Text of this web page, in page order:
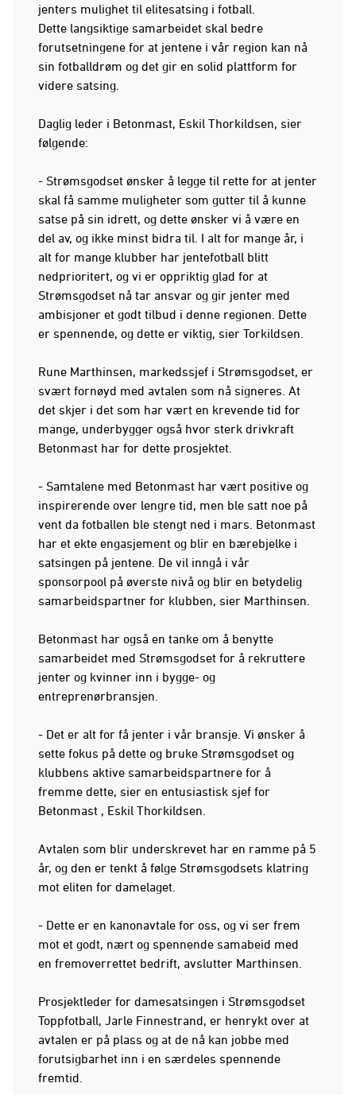
jenters mulighet til elitesatsing i fotball.
Dette langsiktige samarbeidet skal bedre
forutsetningene for at jentene i vår region kan nå
sin fotballdrøm og det gir en solid plattform for
videre satsing.
Daglig leder i Betonmast, Eskil Thorkildsen, sier
følgende:
- Strømsgodset ønsker å legge til rette for at jenter
skal få samme muligheter som gutter til å kunne
satse på sin idrett, og dette ønsker vi å være en
del av, og ikke minst bidra til. I alt for mange år, i
alt for mange klubber har jentefotball blitt
nedprioritert, og vi er oppriktig glad for at
Strømsgodset nå tar ansvar og gir jenter med
ambisjoner et godt tilbud i denne regionen. Dette
er spennende, og dette er viktig, sier Torkildsen.
Rune Marthinsen, markedssjef i Strømsgodset, er
svært fornøyd med avtalen som nå signeres. At
det skjer i det som har vært en krevende tid for
mange, underbygger også hvor sterk drivkraft
Betonmast har for dette prosjektet.
- Samtalene med Betonmast har vært positive og
inspirerende over lengre tid, men ble satt noe på
vent da fotballen ble stengt ned i mars. Betonmast
har et ekte engasjement og blir en bærebjelke i
satsingen på jentene. De vil inngå i vår
sponsorpool på øverste nivå og blir en betydelig
samarbeidspartner for klubben, sier Marthinsen.
Betonmast har også en tanke om å benytte
samarbeidet med Strømsgodset for å rekruttere
jenter og kvinner inn i bygge- og
entreprenørbransjen.
- Det er alt for få jenter i vår bransje. Vi ønsker å
sette fokus på dette og bruke Strømsgodset og
klubbens aktive samarbeidspartnere for å
fremme dette, sier en entusiastisk sjef for
Betonmast , Eskil Thorkildsen.
Avtalen som blir underskrevet har en ramme på 5
år, og den er tenkt å følge Strømsgodsets klatring
mot eliten for damelaget.
- Dette er en kanonavtale for oss, og vi ser frem
mot et godt, nært og spennende samabeid med
en fremoverrettet bedrift, avslutter Marthinsen.
Prosjektleder for damesatsingen i Strømsgodset
Toppfotball, Jarle Finnestrand, er henrykt over at
avtalen er på plass og at de nå kan jobbe med
forutsigbarhet inn i en særdeles spennende
fremtid.